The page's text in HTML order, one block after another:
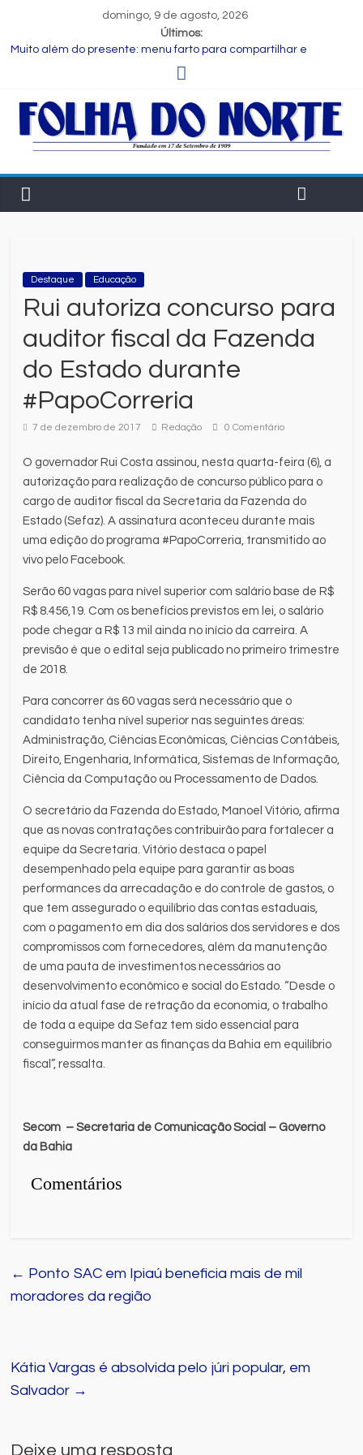
domingo, 9 de agosto, 2026
Últimos:
Muito além do presente: menu farto para compartilhar e
cérebro masculino
Central de Eleições da Rede Bahia inicia nova rodada de
entrevistas com os candidatos ao Governo do Estado
em quatro praças.
visita às obras de modernização da UPB e destacam união do
Destaque Educação
Rui autoriza concurso para
auditor fiscal da Fazenda
do Estado durante
#PapoCorreria
7 de dezembro de 2017 Redação 0 Comentário
O governador Rui Costa assinou, nesta quarta-feira (6), a
autorização para realização de concurso público para o
cargo de auditor fiscal da Secretaria da Fazenda do
Estado (Sefaz). A assinatura aconteceu durante mais
uma edição do programa #PapoCorreria, transmitido ao
vivo pelo Facebook.
Serão 60 vagas para nível superior com salário base de R$
R$ 8.456,19. Com os benefícios previstos em lei, o salário
pode chegar a R$ 13 mil ainda no início da carreira. A
previsão é que o edital seja publicado no primeiro trimestre
de 2018.
Para concorrer às 60 vagas será necessário que o
candidato tenha nível superior nas seguintes áreas:
Administração, Ciências Econômicas, Ciências Contábeis,
Direito, Engenharia, Informática, Sistemas de Informação,
Ciência da Computação ou Processamento de Dados.
O secretário da Fazenda do Estado, Manoel Vitório, afirma
que as novas contratações contribuirão para fortalecer a
equipe da Secretaria. Vitório destaca o papel
desempenhado pela equipe para garantir as boas
performances da arrecadação e do controle de gastos, o
que tem assegurado o equilíbrio das contas estaduais,
com o pagamento em dia dos salários dos servidores e dos
compromissos com fornecedores, além da manutenção
de uma pauta de investimentos necessários ao
desenvolvimento econômico e social do Estado. “Desde o
início da atual fase de retração da economia, o trabalho
de toda a equipe da Sefaz tem sido essencial para
conseguirmos manter as finanças da Bahia em equilíbrio
fiscal”, ressalta.
Secom – Secretaria de Comunicação Social – Governo
da Bahia
Comentários
← Ponto SAC em Ipiaú beneficia mais de mil
moradores da região
Kátia Vargas é absolvida pelo júri popular, em
Salvador →
Deixe uma resposta